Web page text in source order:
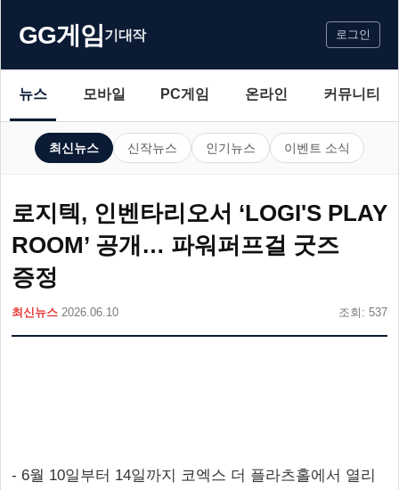
GG게임기대작 로그인
뉴스 모바일 PC게임 온라인 커뮤니티
최신뉴스 신작뉴스 인기뉴스 이벤트 소식
로지텍, 인벤타리오서 ‘LOGI'S PLAY
ROOM’ 공개… 파워퍼프걸 굿즈
증정
최신뉴스 2026.06.10 조회: 537
- 6월 10일부터 14일까지 코엑스 더 플라츠홀에서 열리